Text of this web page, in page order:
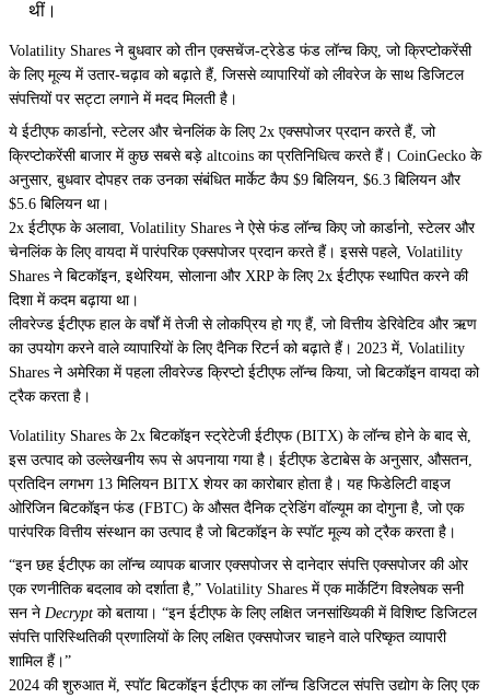
थीं।
Volatility Shares ने बुधवार को तीन एक्सचेंज-ट्रेडेड फंड लॉन्च किए, जो क्रिप्टोकरेंसी
के लिए मूल्य में उतार-चढ़ाव को बढ़ाते हैं, जिससे व्यापारियों को लीवरेज के साथ डिजिटल
संपत्तियों पर सट्टा लगाने में मदद मिलती है।
ये ईटीएफ कार्डानो, स्टेलरऔर चेनलिंकके लिए 2x एक्सपोजर प्रदान करते हैं, जो
क्रिप्टोकरेंसी बाजार में कुछ सबसे बड़े altcoins का प्रतिनिधित्व करते हैं। CoinGecko के
अनुसार, बुधवार दोपहर तक उनका संबंधित मार्केट कैप $9 बिलियन, $6.3 बिलियन और
$5.6 बिलियन था।
2x ईटीएफ के अलावा, Volatility Shares ने ऐसे फंड लॉन्च किए जो कार्डानो, स्टेलर और
चेनलिंक के लिए वायदा में पारंपरिक एक्सपोजर प्रदान करते हैं। इससे पहले, Volatility
Shares ने बिटकॉइन, इथेरियम, सोलानाऔर XRPके लिए 2x ईटीएफ स्थापित करने की
दिशा में कदम बढ़ाया था।
लीवरेज्ड ईटीएफ हाल के वर्षों में तेजी से लोकप्रिय हो गए हैं, जो वित्तीय डेरिवेटिव और ऋण
का उपयोग करने वाले व्यापारियों के लिए दैनिक रिटर्न को बढ़ाते हैं। 2023 में, Volatility
Shares ने अमेरिका में पहला लीवरेज्ड क्रिप्टो ईटीएफ लॉन्च किया, जो बिटकॉइन वायदा को
ट्रैक करता है।
Volatility Shares के 2x बिटकॉइन स्ट्रेटेजी ईटीएफ (BITX) के लॉन्च होने के बाद से,
इस उत्पाद को उल्लेखनीय रूप से अपनाया गया है। ईटीएफ डेटाबेस के अनुसार, औसतन,
प्रतिदिन लगभग 13 मिलियन BITX शेयर का कारोबार होता है। यह फिडेलिटी वाइज
ओरिजिन बिटकॉइन फंड (FBTC) के औसत दैनिक ट्रेडिंग वॉल्यूम का दोगुना है, जो एक
पारंपरिक वित्तीय संस्थान का उत्पाद है जो बिटकॉइन के स्पॉट मूल्य को ट्रैक करता है।
“इन छह ईटीएफ का लॉन्च व्यापक बाजार एक्सपोजर से दानेदार संपत्ति एक्सपोजर की ओर
एक रणनीतिक बदलाव को दर्शाता है,” Volatility Shares में एक मार्केटिंग विश्लेषक सनी
सन ने Decrypt को बताया। “इन ईटीएफ के लिए लक्षित जनसांख्यिकी में विशिष्ट डिजिटल
संपत्ति पारिस्थितिकी प्रणालियों के लिए लक्षित एक्सपोजर चाहने वाले परिष्कृत व्यापारी
शामिल हैं।”
2024 की शुरुआत में, स्पॉट बिटकॉइन ईटीएफ का लॉन्च डिजिटल संपत्ति उद्योग के लिए एक